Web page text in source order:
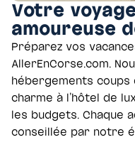
Votre
amoureuse
Préparez vos
AllerEnCorse.com.
hébergements
charme à l’hôtel de
les budgets.
conseillée par notre